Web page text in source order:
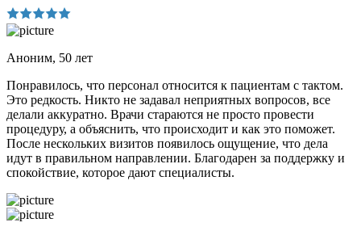
Аноним, 50 лет
Понравилось, что персонал относится к пациентам с тактом.
Это редкость. Никто не задавал неприятных вопросов, все
делали аккуратно. Врачи стараются не просто провести
процедуру, а объяснить, что происходит и как это поможет.
После нескольких визитов появилось ощущение, что дела
идут в правильном направлении. Благодарен за поддержку и
спокойствие, которое дают специалисты.